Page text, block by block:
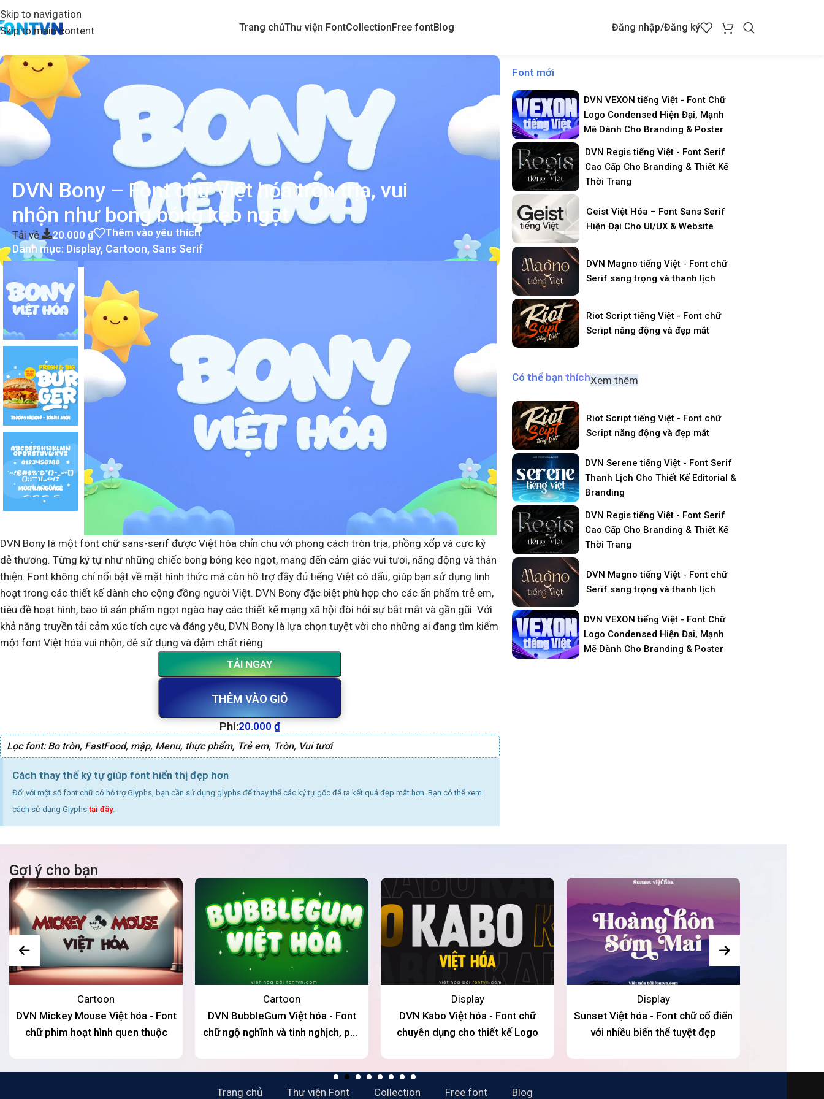
Skip to navigation
Skip to main content
Trang chủThư viện FontCollectionFree fontBlog Đăng nhập/Đăng ký
DVN Bony – Font chữ Việt hóa tròn trịa, vui
nhộn như bong bóng kẹo ngọt
Tải về 20.000 ₫ Thêm vào yêu thích
Danh mục: Display, Cartoon, Sans Serif
DVN Bony là một font chữ sans-serif được Việt hóa chỉn chu với phong cách tròn trịa, phồng xốp và cực kỳ
dễ thương. Từng ký tự như những chiếc bong bóng kẹo ngọt, mang đến cảm giác vui tươi, năng động và thân
thiện. Font không chỉ nổi bật về mặt hình thức mà còn hỗ trợ đầy đủ tiếng Việt có dấu, giúp bạn sử dụng linh
hoạt trong các thiết kế dành cho cộng đồng người Việt. DVN Bony đặc biệt phù hợp cho các ấn phẩm trẻ em,
tiêu đề hoạt hình, bao bì sản phẩm ngọt ngào hay các thiết kế mạng xã hội đòi hỏi sự bắt mắt và gần gũi. Với
khả năng truyền tải cảm xúc tích cực và đáng yêu, DVN Bony là lựa chọn tuyệt vời cho những ai đang tìm kiếm
một font Việt hóa vui nhộn, dễ sử dụng và đậm chất riêng.
THÊM VÀO GIỎ
TẢI NGAY
Phí:20.000 ₫
Lọc font: Bo tròn, FastFood, mập, Menu, thực phẩm, Trẻ em, Tròn, Vui tươi
Cách thay thế ký tự giúp font hiển thị đẹp hơn
Đối với một số font chữ có hỗ trợ Glyphs, bạn cần sử dụng glyphs để thay thể các ký tự gốc để ra kết quả đẹp mắt hơn. Bạn có thể xem
cách sử dụng Glyphs tại đây.
Font mới
DVN VEXON tiếng Việt - Font Chữ
Logo Condensed Hiện Đại, Mạnh
Mẽ Dành Cho Branding & Poster
DVN Regis tiếng Việt - Font Serif
Cao Cấp Cho Branding & Thiết Kế
Thời Trang
Geist Việt Hóa – Font Sans Serif
Hiện Đại Cho UI/UX & Website
DVN Magno tiếng Việt - Font chữ
Serif sang trọng và thanh lịch
Riot Script tiếng Việt - Font chữ
Script năng động và đẹp mắt
Có thể bạn thíchXem thêm
Riot Script tiếng Việt - Font chữ
Script năng động và đẹp mắt
DVN Serene tiếng Việt - Font Serif
Thanh Lịch Cho Thiết Kế Editorial &
Branding
DVN Regis tiếng Việt - Font Serif
Cao Cấp Cho Branding & Thiết Kế
Thời Trang
DVN Magno tiếng Việt - Font chữ
Serif sang trọng và thanh lịch
DVN VEXON tiếng Việt - Font Chữ
Logo Condensed Hiện Đại, Mạnh
Mẽ Dành Cho Branding & Poster
Gợi ý cho bạn
Cartoon
DVN Mickey Mouse Việt hóa - Font
chữ phim hoạt hình quen thuộc
Cartoon
DVN BubbleGum Việt hóa - Font
chữ ngộ nghĩnh và tinh nghịch, phù
Display
DVN Kabo Việt hóa - Font chữ
chuyên dụng cho thiết kế Logo
Display
Sunset Việt hóa - Font chữ cổ điển
với nhiều biến thể tuyệt đẹp
Trang chủ Thư viện Font Collection Free font Blog